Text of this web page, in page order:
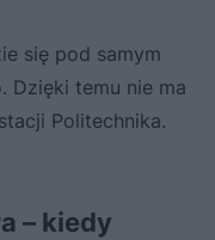
się pod samym
Dzięki temu nie ma
Politechnika.
– kiedy